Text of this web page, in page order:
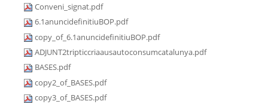
Conveni_signat.pdf
6.1anuncidefinitiuBOP.pdf
copy_of_6.1anuncidefinitiuBOP.pdf
ADJUNT2tripticcriaausautoconsumcatalunya.pdf
BASES.pdf
copy2_of_BASES.pdf
copy3_of_BASES.pdf